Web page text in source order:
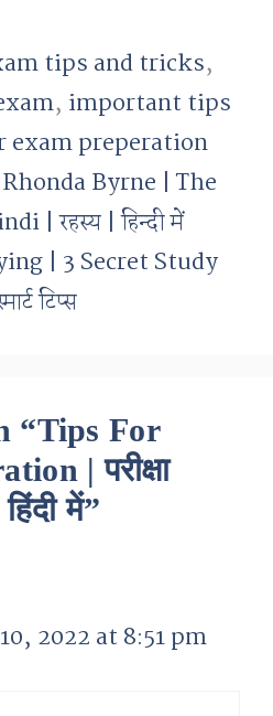
tips and tricks,
, important tips
exam preperation
Byrne | The
| रहस्य | हिन्दी में
| 3 Secret Study
टिप्स
“Tips For
| परीक्षा
में”
2022 at 8:51 pm